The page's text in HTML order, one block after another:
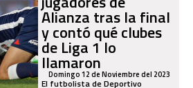
Alianza tras la final
y contó qué clubes
de Liga 1 lo
llamaron
Domingo 12 de Noviembre del 2023
El futbolista de Deportivo